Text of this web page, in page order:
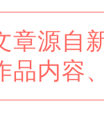
章源自
品内容